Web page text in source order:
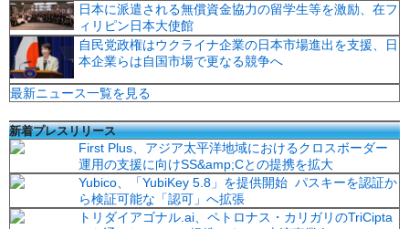
日本に派遣される無償資金協力の留学生等を激励、在フ
ィリピン日本大使館
自民党政権はウクライナ企業の日本市場進出を支援、日
本企業らは自国市場で更なる競争へ
最新ニュース一覧を見る
新着プレスリリース
First Plus、アジア太平洋地域におけるクロスボーダー
運用の支援に向けSS&amp;Cとの提携を拡大
Yubico、「YubiKey 5.8」を提供開始 パスキーを認証か
ら検証可能な「認可」へ拡張
トリダイアゴナル.ai、ペトロナス・カリガリのTriCipta